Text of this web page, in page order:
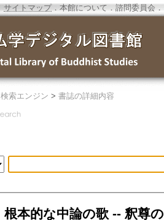
サイトマップ．本館について ． 諮問委員会 ．
検索エンジン > 書誌の詳細内容
根本的な中論の歌 -- 釈尊